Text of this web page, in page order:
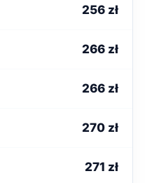
256 zł
266 zł
266 zł
270 zł
271 zł